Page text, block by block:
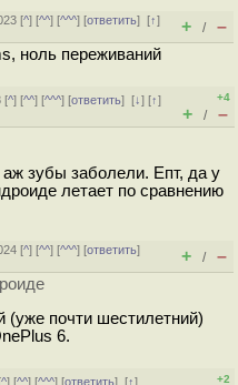
[^] [^^] [^^^] [ответить][↑]
+ / –
ноль переживаний
[^] [^^] [^^^] [ответить][↓] [↑]
+4
+ / –
зубы заболели. Епт, да у
летает по сравнению
[^] [^^] [^^^] [ответить]
+ / –
(уже почти шестилетний)
6.
^] [^^] [^^^] [ответить][↑]
+2